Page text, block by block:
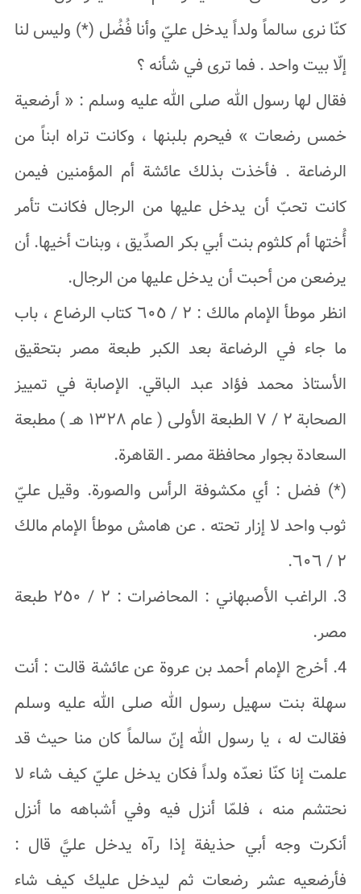
کنّا نرى سالماً ولداً یدخل عليّ وأنا فُضُل (*) ولیس لنا
إلّا بیت واحد . فما ترى في شأنه ؟
فقال لها رسول الله صلى الله علیه وسلم : « أرضعیة
خمس رضعات » فيحرم بلبنها ، وکانت تراه ابناً من
الرضاعة . فأخذت بذلك عائشة أم المؤمنین فيمن
کانت تحبّ أن یدخل علیها من الرجال فکانت تأمر
أُختها أم کلثوم بنت أبي بکر الصدِّیق ، وبنات أخیها. أن
یرضعن من أحبت أن یدخل علیها من الرجال.
انظر موطأ الإمام مالك : ٢ / ٦٠٥ کتاب الرضاع ، باب
ما جاء في الرضاعة بعد الکبر طبعة مصر بتحقیق
الأستاذ محمد فؤاد عبد الباقي. الإصابة في تمییز
الصحابة ۲ / ٧ الطبعة الأولى ( عام ۱۳۲۸ هـ ) مطبعة
السعادة بجوار محافظة مصر ـ القاهرة.
(*) فضل : أي مکشوفة الرأس والصورة. وقيل عليّ
ثوب واحد لا إزار تحته . عن هامش موطأ الإمام مالك
٢ / ٦٠٦.
3. الراغب الأصبهاني : المحاضرات : ٢ / ٢٥٠ طبعة
مصر.
4. أخرج الإمام أحمد بن عروة عن عائشة قالت : أنت
سهلة بنت سهیل رسول الله صلى الله علیه وسلم
فقالت له ، یا رسول الله إنّ سالماً کان منا حیث قد
علمت إنا کنّا نعدّه ولداً فکان یدخل عليّ کیف شاء لا
نحتشم منه ، فلمّا أنزل فيه وفي أشباهه ما أنزل
أنکرت وجه أبي حذیفة إذا رآه یدخل عليَّ قال :
فأرضعیه عشر رضعات ثم لیدخل علیك کیف شاء